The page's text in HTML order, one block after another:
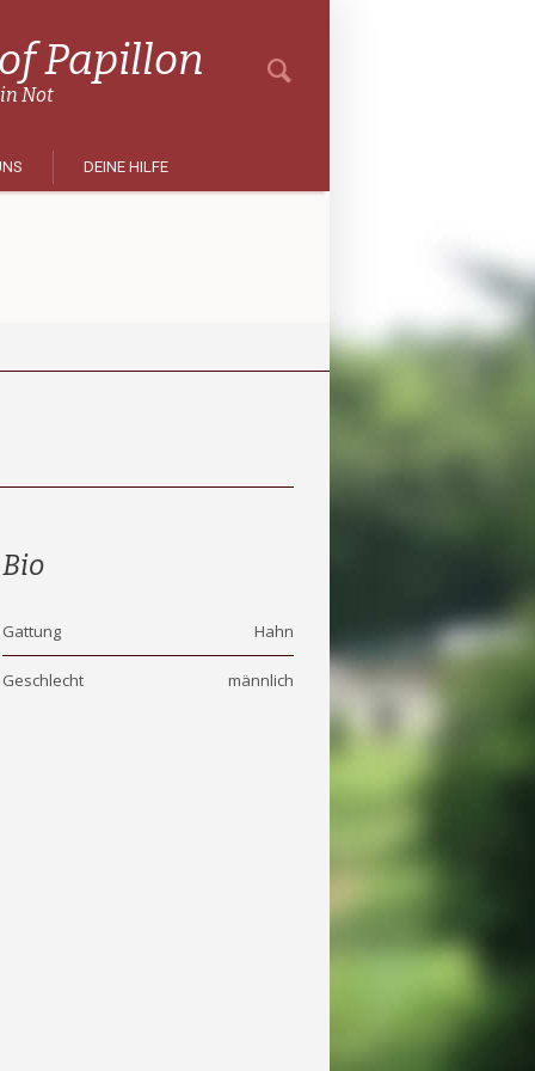
Papillon
Not
DEINE HILFE
Bio
Gattung Hahn
Geschlecht männlich